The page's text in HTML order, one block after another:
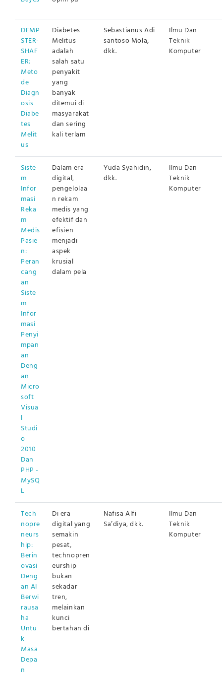
DEMP
STER-
SHAF
ER:
Meto
de
Diagn
osis
Diabe
tes
Melit
us
Diabetes
Melitus
adalah
salah satu
penyakit
yang
banyak
ditemui di
masyarakat
dan sering
kali terlam
Sebastianus Adi
santoso Mola,
dkk.
Ilmu Dan
Teknik
Komputer
Siste
m
Infor
masi
Reka
m
Medis
Pasie
n:
Peran
cang
an
Siste
m
Infor
masi
Penyi
mpan
an
Deng
an
Micro
soft
Visua
l
Studi
o
2010
Dan
PHP -
MySQ
L
Dalam era
digital,
pengelolaa
n rekam
medis yang
efektif dan
efisien
menjadi
aspek
krusial
dalam pela
Yuda Syahidin,
dkk.
Ilmu Dan
Teknik
Komputer
Tech
nopre
neurs
hip:
Berin
ovasi
Deng
an AI
Berwi
rausa
ha
Untu
k
Masa
Depa
n
Di era
digital yang
semakin
pesat,
technopren
eurship
bukan
sekadar
tren,
melainkan
kunci
bertahan di
Nafisa Alfi
Sa’diya, dkk.
Ilmu Dan
Teknik
Komputer